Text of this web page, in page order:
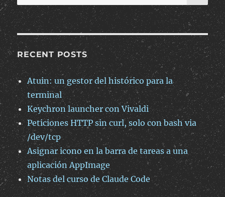
Tracker
for:
RECENT POSTS
Atuin: un gestor del histórico para la
terminal
Keychron launcher con Vivaldi
Peticiones HTTP sin curl, solo con bash via
/dev/tcp
Asignar icono en la barra de tareas a una
aplicación AppImage
Notas del curso de Claude Code